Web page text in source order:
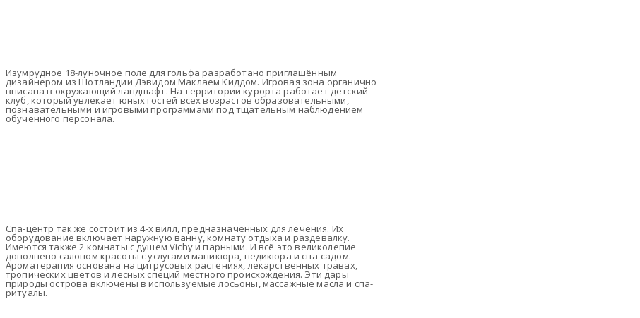
Изумрудное 18-луночное поле для гольфа разработано приглашённым
дизайнером из Шотландии Дэвидом Маклаем Киддом. Игровая зона органично
вписана в окружающий ландшафт. На территории курорта работает детский
клуб, который увлекает юных гостей всех возрастов образовательными,
познавательными и игровыми программами под тщательным наблюдением
обученного персонала.
Спа-центр так же состоит из 4-х вилл, предназначенных для лечения. Их
оборудование включает наружную ванну, комнату отдыха и раздевалку.
Имеются также 2 комнаты с душем Vichy и парными. И всё это великолепие
дополнено салоном красоты с услугами маникюра, педикюра и спа-садом.
Ароматерапия основана на цитрусовых растениях, лекарственных травах,
тропических цветов и лесных специй местного происхождения. Эти дары
природы острова включены в используемые лосьоны, массажные масла и спа-
ритуалы.